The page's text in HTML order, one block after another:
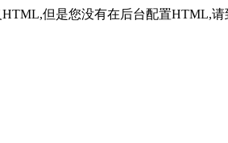
但是您没有在后台配置HTML,